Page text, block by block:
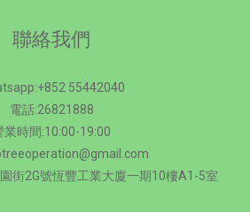
聯絡我們
55442040
電話:26821888
業時間:10:00-19:00
街2G號恆豐工業大廈一期10樓A1-5室